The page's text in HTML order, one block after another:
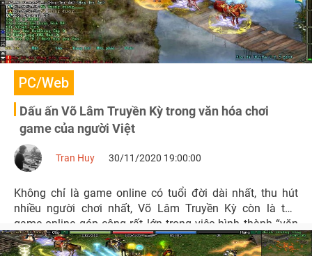
PC/Web
Dấu ấn Võ Lâm Truyền Kỳ trong văn hóa chơi
game của người Việt
Tran Huy 30/11/2020 19:00:00
Không chỉ là game online có tuổi đời dài nhất, thu hút
nhiều người chơi nhất, Võ Lâm Truyền Kỳ còn là tựa
game online góp công rất lớn trong việc hình thành “văn
hóa chơi game” của người Việt.